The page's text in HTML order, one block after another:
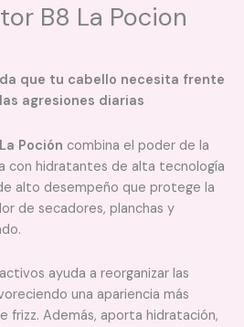
B8 La Pocion
que tu cabello necesita frente
agresiones diarias
Poción combina el poder de la
con hidratantes de alta tecnología
alto desempeño que protege la
de secadores, planchas y
ayuda a reorganizar las
una apariencia más
frizz. Además, aporta hidratación,